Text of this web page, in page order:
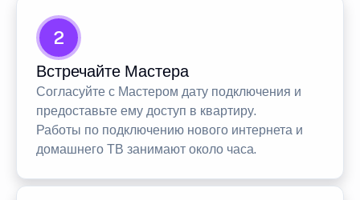
2
Встречайте Мастера
Согласуйте с Мастером дату подключения и
предоставьте ему доступ в квартиру.
Работы по подключению нового интернета и
домашнего ТВ занимают около часа.